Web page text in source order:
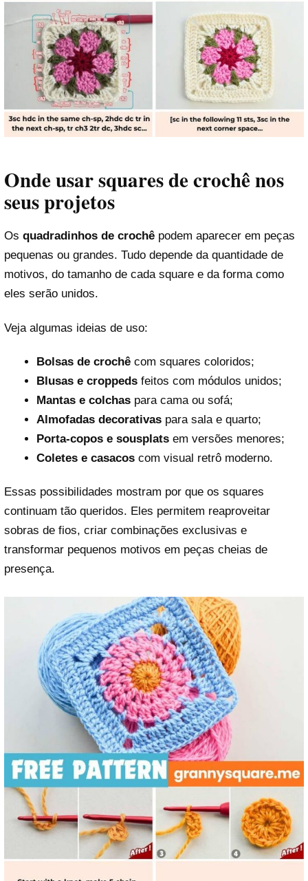
Onde usar squares de crochê nos
seus projetos
Os quadradinhos de crochê podem aparecer em peças
pequenas ou grandes. Tudo depende da quantidade de
motivos, do tamanho de cada square e da forma como
eles serão unidos.
Veja algumas ideias de uso:
Bolsas de crochêcom squares coloridos;
Blusas e croppedsfeitos com módulos unidos;
Mantas e colchaspara cama ou sofá;
Almofadas decorativaspara sala e quarto;
Porta-copos e sousplatsem versões menores;
Coletes e casacoscom visual retrô moderno.
Essas possibilidades mostram por que os squares
continuam tão queridos. Eles permitem reaproveitar
sobras de fios, criar combinações exclusivas e
transformar pequenos motivos em peças cheias de
presença.